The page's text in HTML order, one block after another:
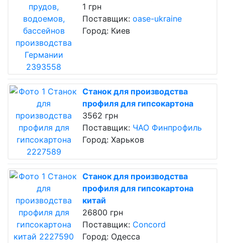
1 грн
Поставщик: oase-ukraine
Город: Киев
Станок для производства
профиля для гипсокартона
3562 грн
Поставщик: ЧАО Финпрофиль
Город: Харьков
Станок для производства
профиля для гипсокартона
китай
26800 грн
Поставщик: Concord
Город: Одесса